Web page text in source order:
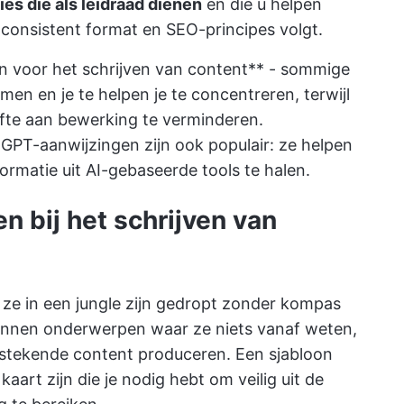
die als leidraad dienen en die u helpen
format en SEO-principes volgt.
voor het schrijven van content** - sommige
en je te helpen je te concentreren, terwijl
aan bewerking te verminderen.
aanwijzingen zijn ook populair: ze helpen
uit AI-gebaseerde tools te halen.
bij het schrijven van
in een jungle zijn gedropt zonder kompas
onderwerpen waar ze niets vanaf weten,
content produceren. Een sjabloon
zijn die je nodig hebt om veilig uit de